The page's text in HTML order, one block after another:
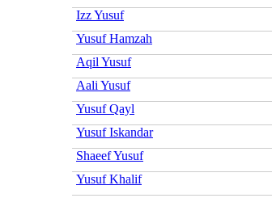
Izz Yusuf
Yusuf Hamzah
Aqil Yusuf
Aali Yusuf
Yusuf Qayl
Yusuf Iskandar
Shaeef Yusuf
Yusuf Khalif